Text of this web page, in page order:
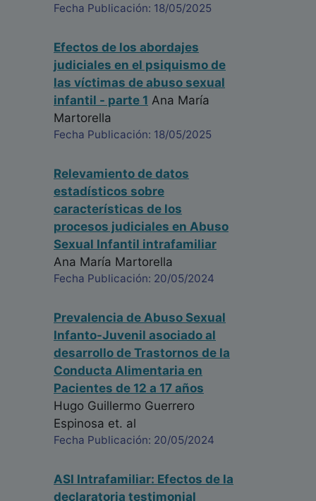
Fecha Publicación: 18/05/2025
Efectos de los abordajes
judiciales en el psiquismo de
las víctimas de abuso sexual
infantil - parte 1 Ana María
Martorella
Fecha Publicación: 18/05/2025
Relevamiento de datos
estadísticos sobre
características de los
procesos judiciales en Abuso
Sexual Infantil intrafamiliar
Ana María Martorella
Fecha Publicación: 20/05/2024
Prevalencia de Abuso Sexual
Infanto-Juvenil asociado al
desarrollo de Trastornos de la
Conducta Alimentaria en
Pacientes de 12 a 17 años
Hugo Guillermo Guerrero
Espinosa et. al
Fecha Publicación: 20/05/2024
ASI Intrafamiliar: Efectos de la
declaratoria testimonial